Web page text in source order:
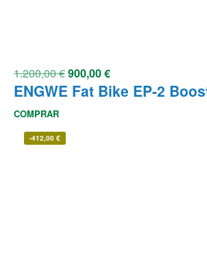
1.200,00€900,00€
ENGWE Fat Bike EP-2
COMPRAR
-412,00 €